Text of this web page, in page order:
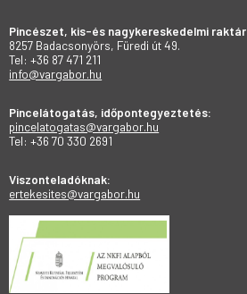
Pincészet, kis-és nagykereskedelmi raktár
8257 Badacsonyörs, Füredi út 49.
Tel: +36 87 471 211
info@vargabor.hu
Pincelátogatás, időpontegyeztetés:
pincelatogatas@vargabor.hu
Tel: +36 70 330 2691
Viszonteladóknak:
ertekesites@vargabor.hu